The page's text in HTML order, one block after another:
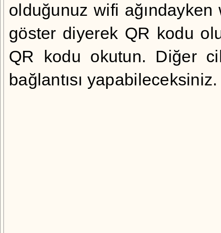
olduğunuz wifi
göster diyerek QR kodu
QR kodu okutun. Diğer
bağlantısı yapabileceksiniz.